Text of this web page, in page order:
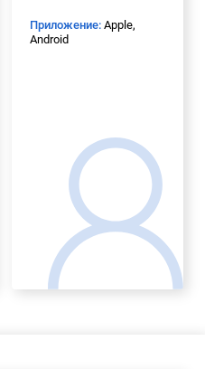
Приложение: Apple,
Android